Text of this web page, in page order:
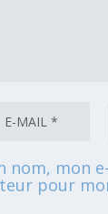
nom, mon
pour